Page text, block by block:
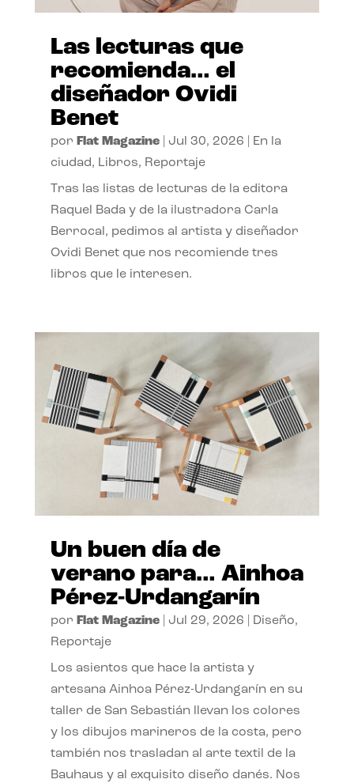
Las lecturas que
recomienda… el
diseñador Ovidi
Benet
por Flat Magazine| Jul 30, 2026
En la
ciudad, Libros, Reportaje
Tras las listas de lecturas de la editora
Raquel Bada y de la ilustradora Carla
Berrocal, pedimos al artista y diseñador
Ovidi Benet que nos recomiende tres
libros que le interesen.
Un buen día de
verano para… Ainhoa
Pérez-Urdangarín
por Flat Magazine| Jul 29, 2026 Diseño,
Reportaje
Los asientos que hace la artista y
artesana Ainhoa Pérez-Urdangarín en su
taller de San Sebastián llevan los colores
y los dibujos marineros de la costa, pero
también nos trasladan al arte textil de la
Bauhaus y al exquisito diseño danés. Nos